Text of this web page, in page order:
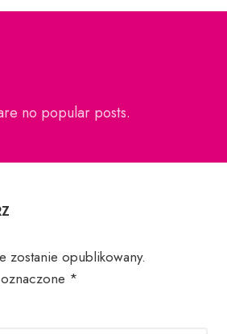
no popular posts.
zostanie opublikowany.
*